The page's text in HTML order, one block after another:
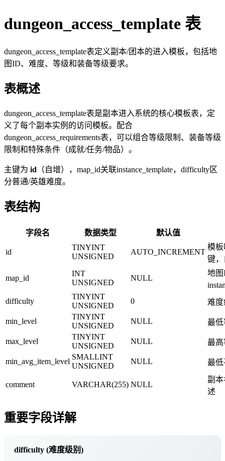
dungeon_access_template 表
dungeon_access_template表定义副本/团本的进入模板，包括地
图ID、难度、等级和装备等级要求。
表概述
dungeon_access_template表是副本进入系统的核心模板表，定
义了每个副本实例的访问模板。配合
dungeon_access_requirements表，可以组合等级限制、装备等级
限制和特殊条件（成就/任务/物品）。
主键为 id （自增），map_id关联instance_template，difficulty区
分普通/英雄难度。
表结构
字段名 数据类型 默认值
id
TINYINT
UNSIGNED
AUTO_INCREMENT
模
键
map_id
INT
UNSIGNED
NULL
地
difficulty
TINYINT
UNSIGNED
0 难
min_level
TINYINT
UNSIGNED
NULL 最
max_level
TINYINT
UNSIGNED
NULL 最
min_avg_item_level
SMALLINT
UNSIGNED
NULL 最
comment VARCHAR(255) NULL
副
述
重要字段详解
difficulty (难度级别)